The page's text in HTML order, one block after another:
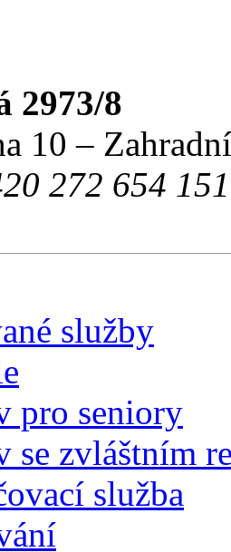
2973/8
10 –
272 654
služby
pro seniory
se zvláštním
služba